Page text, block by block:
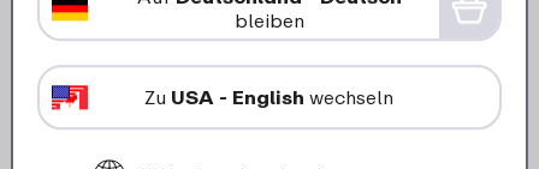
In den Warenkorb
bleiben
Zu USA - English wechseln